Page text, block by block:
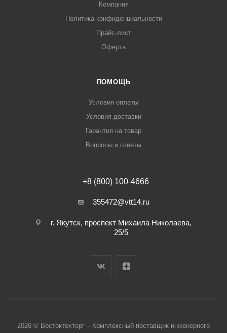
Компания
Политика конфиденциальности
Прайс-лист
Оферта
ПОМОЩЬ
Условия оплаты
Условия доставки
Гарантия на товар
Вопросы и ответы
+8 (800) 100-4666
355472@vtt14.ru
г. Якутск, проспект Михаила Николаева,
25/5
2026 © Востоктехторг – Комплексный поставщик инженерного